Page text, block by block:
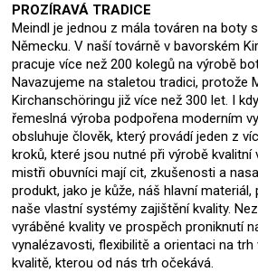
PROZÍRAVÁ TRADICE
Meindl je jednou z mála továren na boty
Německu. V naší továrně v bavorském
pracuje více než 200 kolegů na výrobě
Navazujeme na staletou tradici, protože
Kirchanschöringu již více než 300 let. I
řemeslná výroba podpořena moderním
obsluhuje člověk, který provádí jeden z
kroků, které jsou nutné při výrobě kvalitní
mistři obuvníci mají cit, zkušenosti a
produkt, jako je kůže, náš hlavní materiál,
naše vlastní systémy zajištění kvality.
vyráběné kvality ve prospěch proniknutí
vynalézavosti, flexibilitě a orientaci na
kvalitě, kterou od nás trh očekává.